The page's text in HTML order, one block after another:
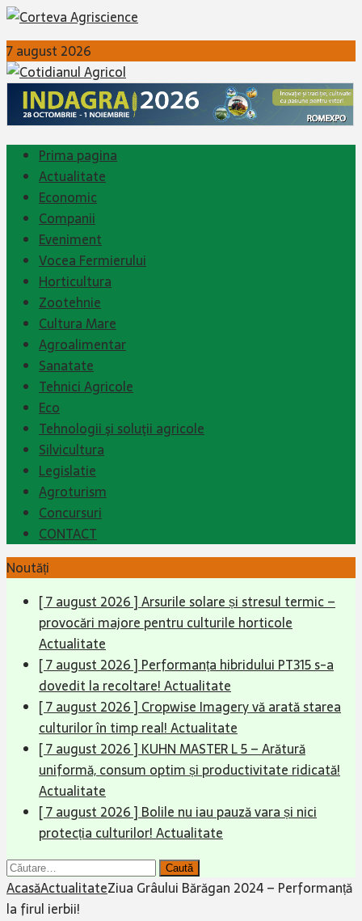
7 august 2026
Prima pagina
Actualitate
Economic
Companii
Eveniment
Vocea Fermierului
Horticultura
Zootehnie
Cultura Mare
Agroalimentar
Sanatate
Tehnici Agricole
Eco
Tehnologii şi soluţii agricole
Silvicultura
Legislatie
Agroturism
Concursuri
CONTACT
Noutăți
[ 7 august 2026 ]Arsurile solare și stresul termic –
provocări majore pentru culturile horticole
Actualitate
[ 7 august 2026 ] Performanța hibridului PT315 s-a
dovedit la recoltare!Actualitate
[ 7 august 2026 ] Cropwise Imagery vă arată starea
culturilor în timp real!Actualitate
[ 7 august 2026 ] KUHN MASTER L 5 – Arătură
uniformă, consum optim și productivitate ridicată!
Actualitate
[ 7 august 2026 ] Bolile nu iau pauză vara și nici
protecția culturilor!Actualitate
Caută
după:
AcasăActualitateZiua Grâului Bărăgan 2024 – Performanță
la firul ierbii!